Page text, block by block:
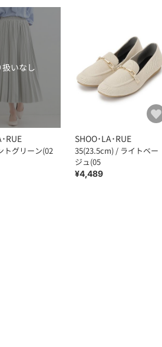
いなし
RUE
トグリーン(02
SHOO･LA･RUE
35(23.5cm) / ライトベー
ジュ(05
¥4,489